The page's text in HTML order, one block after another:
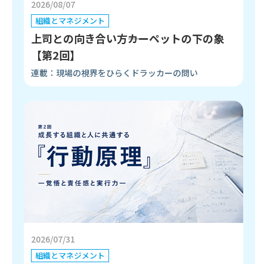
2026/08/07
組織とマネジメント
上司との向き合い方――カーペットの下の象
【第2回】
連載：現場の視界をひらくドラッカーの問い
2026/07/31
組織とマネジメント